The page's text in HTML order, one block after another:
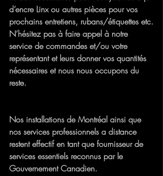
d’encre Linx ou autres pièces pour vos
prochains entretiens, rubans/étiquettes etc.
N’hésitez pas à faire appel à notre
service de commandes et/ou votre
représentant et leurs donner vos quantités
nécessaires et nous nous occupons du
reste.
Nos installations de Montréal ainsi que
nos services professionnels a distance
restent effectif en tant que fournisseur de
services essentiels reconnus par le
Gouvernement Canadien.